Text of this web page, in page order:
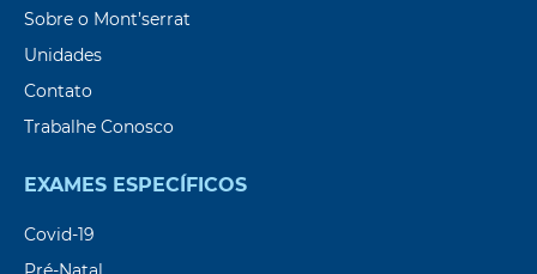
Sobre o Mont’serrat
Unidades
Contato
Trabalhe Conosco
EXAMES ESPECÍFICOS
Covid-19